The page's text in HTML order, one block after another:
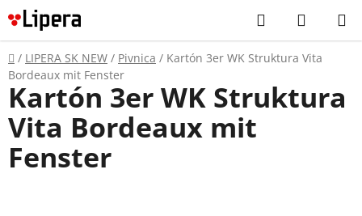
Prejsť
na
obsah
Hľadať
KOŠÍK
Domov
/ LIPERA SK NEW / Pivnica / Kartón 3er WK Struktura Vita
Bordeaux mit Fenster
Kartón 3er WK Struktura
Vita Bordeaux mit
Fenster